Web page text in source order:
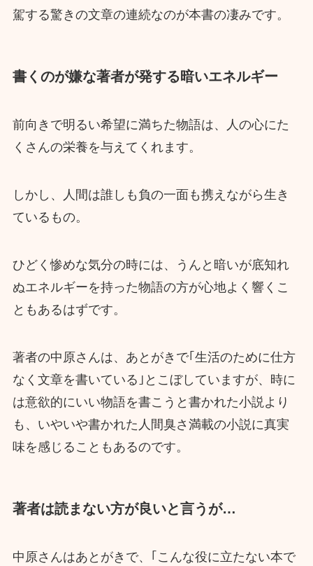
駕する驚きの文章の連続なのが本書の凄みです。
書くのが嫌な著者が発する暗いエネルギー
前向きで明るい希望に満ちた物語は、人の心にた
くさんの栄養を与えてくれます。
しかし、人間は誰しも負の一面も携えながら生き
ているもの。
ひどく惨めな気分の時には、うんと暗いが底知れ
ぬエネルギーを持った物語の方が心地よく響くこ
ともあるはずです。
著者の中原さんは、あとがきで｢生活のために仕方
なく文章を書いている｣とこぼしていますが、時に
は意欲的にいい物語を書こうと書かれた小説より
も、いやいや書かれた人間臭さ満載の小説に真実
味を感じることもあるのです。
著者は読まない方が良いと言うが…
中原さんはあとがきで、｢こんな役に立たない本で